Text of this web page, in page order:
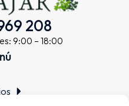
208
9:00 – 18:00